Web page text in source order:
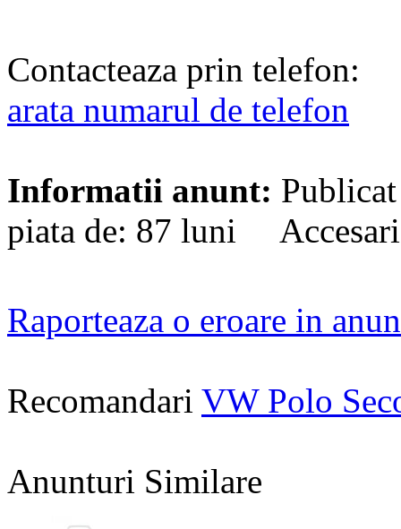
Contacteaza prin telefon:
arata numarul de telefon
Informatii anunt:
piata de: 87 luni
Raporteaza o eroare in
Recomandari VW Polo
Anunturi Similare